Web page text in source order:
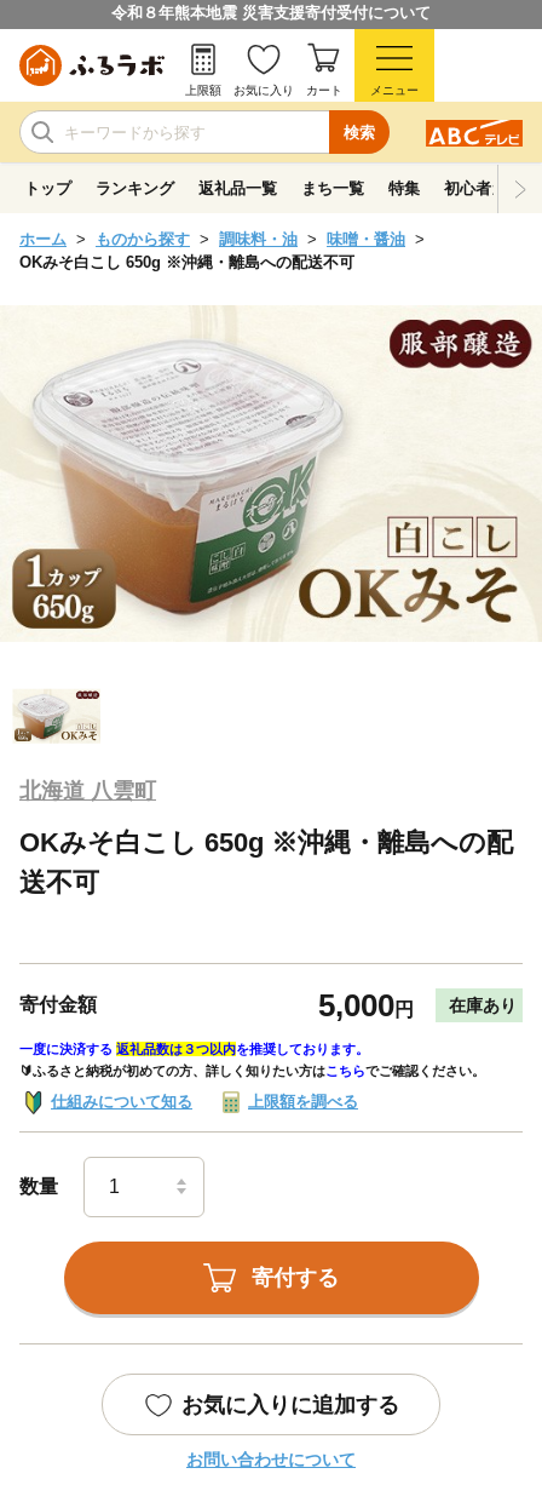
令和８年熊本地震 災害支援寄付受付について
検索
上限額 お気に入り カート メニュー
トップ ランキング 返礼品一覧 まち一覧 特集 初心者ガイド
ホーム ものから探す 調味料・油
味噌・醤油
OKみそ白こし 650g ※沖縄・離島への配送不可
北海道 八雲町
OKみそ白こし 650g ※沖縄・離島への配
送不可
寄付金額 5,000円 在庫あり
一度に決済する 返礼品数は３つ以内を推奨しております。
🔰ふるさと納税が初めての方、詳しく知りたい方はこちらでご確認ください。
仕組みについて知る 上限額を調べる
数量
寄付する
お気に入りに追加する
お問い合わせについて